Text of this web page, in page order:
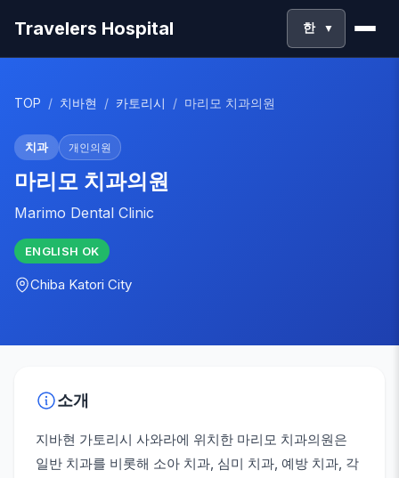
Travelers Hospital 한 ▼
TOP / 치바현 / 카토리시 / 마리모 치과의원
치과 개인의원
마리모 치과의원
Marimo Dental Clinic
ENGLISH OK
Chiba Katori City
소개
지바현 가토리시 사와라에 위치한 마리모 치과의원은
일반 치과를 비롯해 소아 치과, 심미 치과, 예방 치과, 각